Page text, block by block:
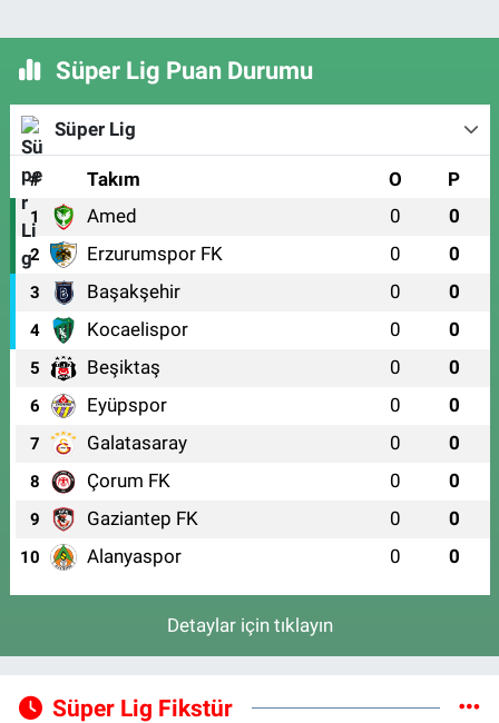
Süper Lig Puan Durumu
Süper Lig
# Takım O P
1 Amed 0 0
2 Erzurumspor FK 0 0
3 Başakşehir 0 0
4 Kocaelispor 0 0
5 Beşiktaş 0 0
6 Eyüpspor 0 0
7 Galatasaray 0 0
8 Çorum FK 0 0
9 Gaziantep FK 0 0
10 Alanyaspor 0 0
Detaylar için tıklayın
Süper Lig Fikstür